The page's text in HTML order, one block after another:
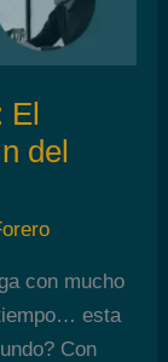
El
del
con mucho
esta
Con